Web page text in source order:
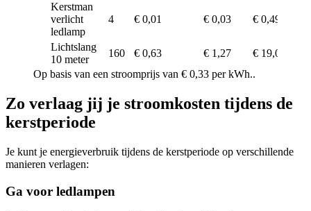
Kerstman
verlicht
ledlamp
4 € 0,01 € 0,03 € 0,49
Lichtslang
10 meter
160 € 0,63 € 1,27 € 19,01
Op basis van een stroomprijs van € 0,33 per kWh..
Zo verlaag jij je stroomkosten tijdens de
kerstperiode
Je kunt je energieverbruik tijdens de kerstperiode op verschillende
manieren verlagen:
Ga voor ledlampen